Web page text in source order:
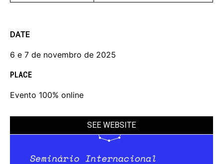
DATE
6 e 7 de novembro de 2025
PLACE
Evento 100% online
SEE WEBSITE